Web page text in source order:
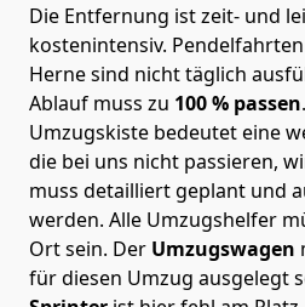
Die Entfernung ist zeit- und
kostenintensiv.
Herne sind nicht täglich
Ablauf muss zu 100 % passen
Umzugskiste bedeutet eine
die bei uns nicht passieren,
muss detailliert geplant und
werden. Alle Umzugshelfer
Ort sein. Der Umzugswagen
für diesen Umzug ausgelegt